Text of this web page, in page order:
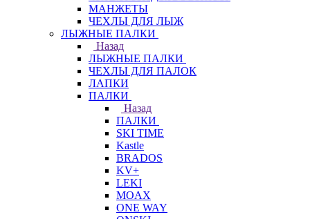
МАНЖЕТЫ
ЧЕХЛЫ ДЛЯ ЛЫЖ
ЛЫЖНЫЕ ПАЛКИ
Назад
ЛЫЖНЫЕ ПАЛКИ
ЧЕХЛЫ ДЛЯ ПАЛОК
ЛАПКИ
ПАЛКИ
Назад
ПАЛКИ
SKI TIME
Kastle
BRADOS
KV+
LEKI
MOAX
ONE WAY